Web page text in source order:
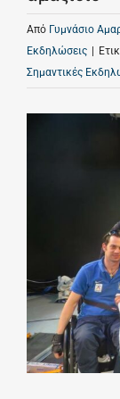
Από Γυμνάσιο
Εκδηλώσεις
Σημαντικές